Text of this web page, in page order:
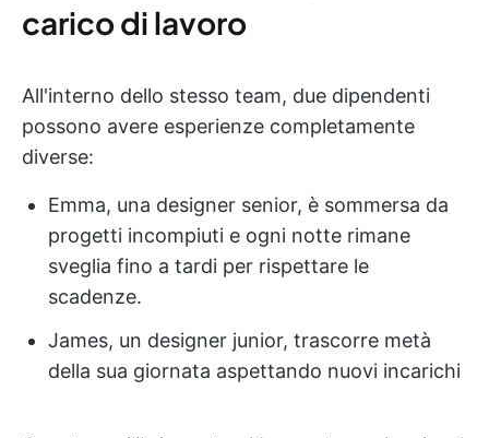
carico di lavoro
All'interno dello stesso team, due dipendenti
possono avere esperienze completamente
diverse:
Emma, una designer senior, è sommersa da
progetti incompiuti e ogni notte rimane
sveglia fino a tardi per rispettare le
scadenze.
James, un designer junior, trascorre metà
della sua giornata aspettando nuovi incarichi